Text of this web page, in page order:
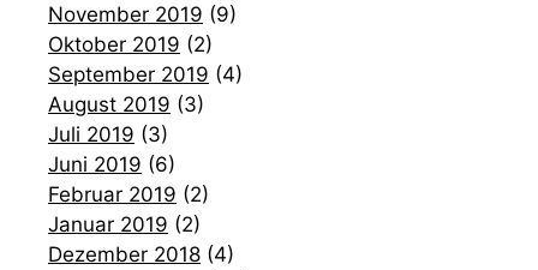
November 2019 (9)
Oktober 2019 (2)
September 2019 (4)
August 2019 (3)
Juli 2019 (3)
Juni 2019 (6)
Februar 2019 (2)
Januar 2019 (2)
Dezember 2018 (4)